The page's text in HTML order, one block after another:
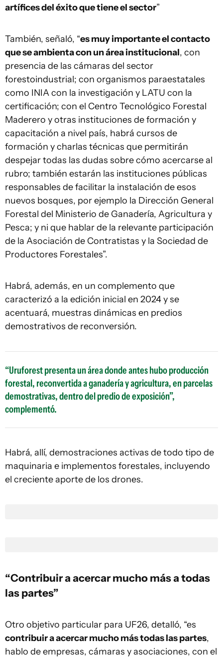
artífices del éxito que tiene el sector”
También, señaló, “es muy importante el contacto
que se ambienta con un área institucional, con
presencia de las cámaras del sector
forestoindustrial; con organismos paraestatales
como INIA con la investigación y LATU con la
certificación; con el Centro Tecnológico Forestal
Maderero y otras instituciones de formación y
capacitación a nivel país, habrá cursos de
formación y charlas técnicas que permitirán
despejar todas las dudas sobre cómo acercarse al
rubro; también estarán las instituciones públicas
responsables de facilitar la instalación de esos
nuevos bosques, por ejemplo la Dirección General
Forestal del Ministerio de Ganadería, Agricultura y
Pesca; y ni que hablar de la relevante participación
de la Asociación de Contratistas y la Sociedad de
Productores Forestales”.
Habrá, además, en un complemento que
caracterizó a la edición inicial en 2024 y se
acentuará, muestras dinámicas en predios
demostrativos de reconversión.
“Uruforest presenta un área donde antes hubo producción
forestal, reconvertida a ganadería y agricultura, en parcelas
demostrativas, dentro del predio de exposición”,
complementó.
Habrá, allí, demostraciones activas de todo tipo de
maquinaria e implementos forestales, incluyendo
el creciente aporte de los drones.
“Contribuir a acercar mucho más a todas
las partes”
Otro objetivo particular para UF26, detalló, “es
contribuir a acercar mucho más todas las partes,
hablo de empresas, cámaras y asociaciones, con el